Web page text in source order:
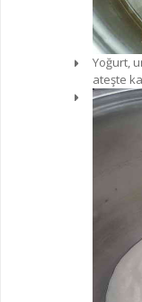
Yoğurt,
ateşte